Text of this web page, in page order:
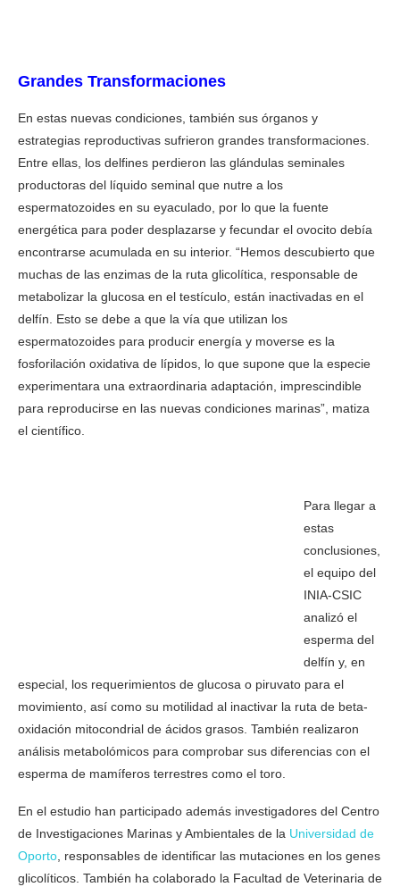
Grandes Transformaciones
En estas nuevas condiciones, también sus órganos y
estrategias reproductivas sufrieron grandes transformaciones.
Entre ellas, los delfines perdieron las glándulas seminales
productoras del líquido seminal que nutre a los
espermatozoides en su eyaculado, por lo que la fuente
energética para poder desplazarse y fecundar el ovocito debía
encontrarse acumulada en su interior. “Hemos descubierto que
muchas de las enzimas de la ruta glicolítica, responsable de
metabolizar la glucosa en el testículo, están inactivadas en el
delfín. Esto se debe a que la vía que utilizan los
espermatozoides para producir energía y moverse es la
fosforilación oxidativa de lípidos, lo que supone que la especie
experimentara una extraordinaria adaptación, imprescindible
para reproducirse en las nuevas condiciones marinas”, matiza
el científico.
Para llegar a
estas
conclusiones,
el equipo del
INIA-CSIC
analizó el
esperma del
delfín y, en
especial, los requerimientos de glucosa o piruvato para el
movimiento, así como su motilidad al inactivar la ruta de beta-
oxidación mitocondrial de ácidos grasos. También realizaron
análisis metabolómicos para comprobar sus diferencias con el
esperma de mamíferos terrestres como el toro.
En el estudio han participado además investigadores del Centro
de Investigaciones Marinas y Ambientales de la Universidad de
Oporto , responsables de identificar las mutaciones en los genes
glicolíticos. También ha colaborado la Facultad de Veterinaria de